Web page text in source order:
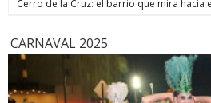
durante más de dos semanas a lo largo de
También existen registros de primates no
ellos chimpancés, gorilas y babuinos, que
días o semanas los cuerpos de sus crías
T13/Infobae
Cerro de la Cruz: el barrio que mira hacia
CARNAVAL 2025